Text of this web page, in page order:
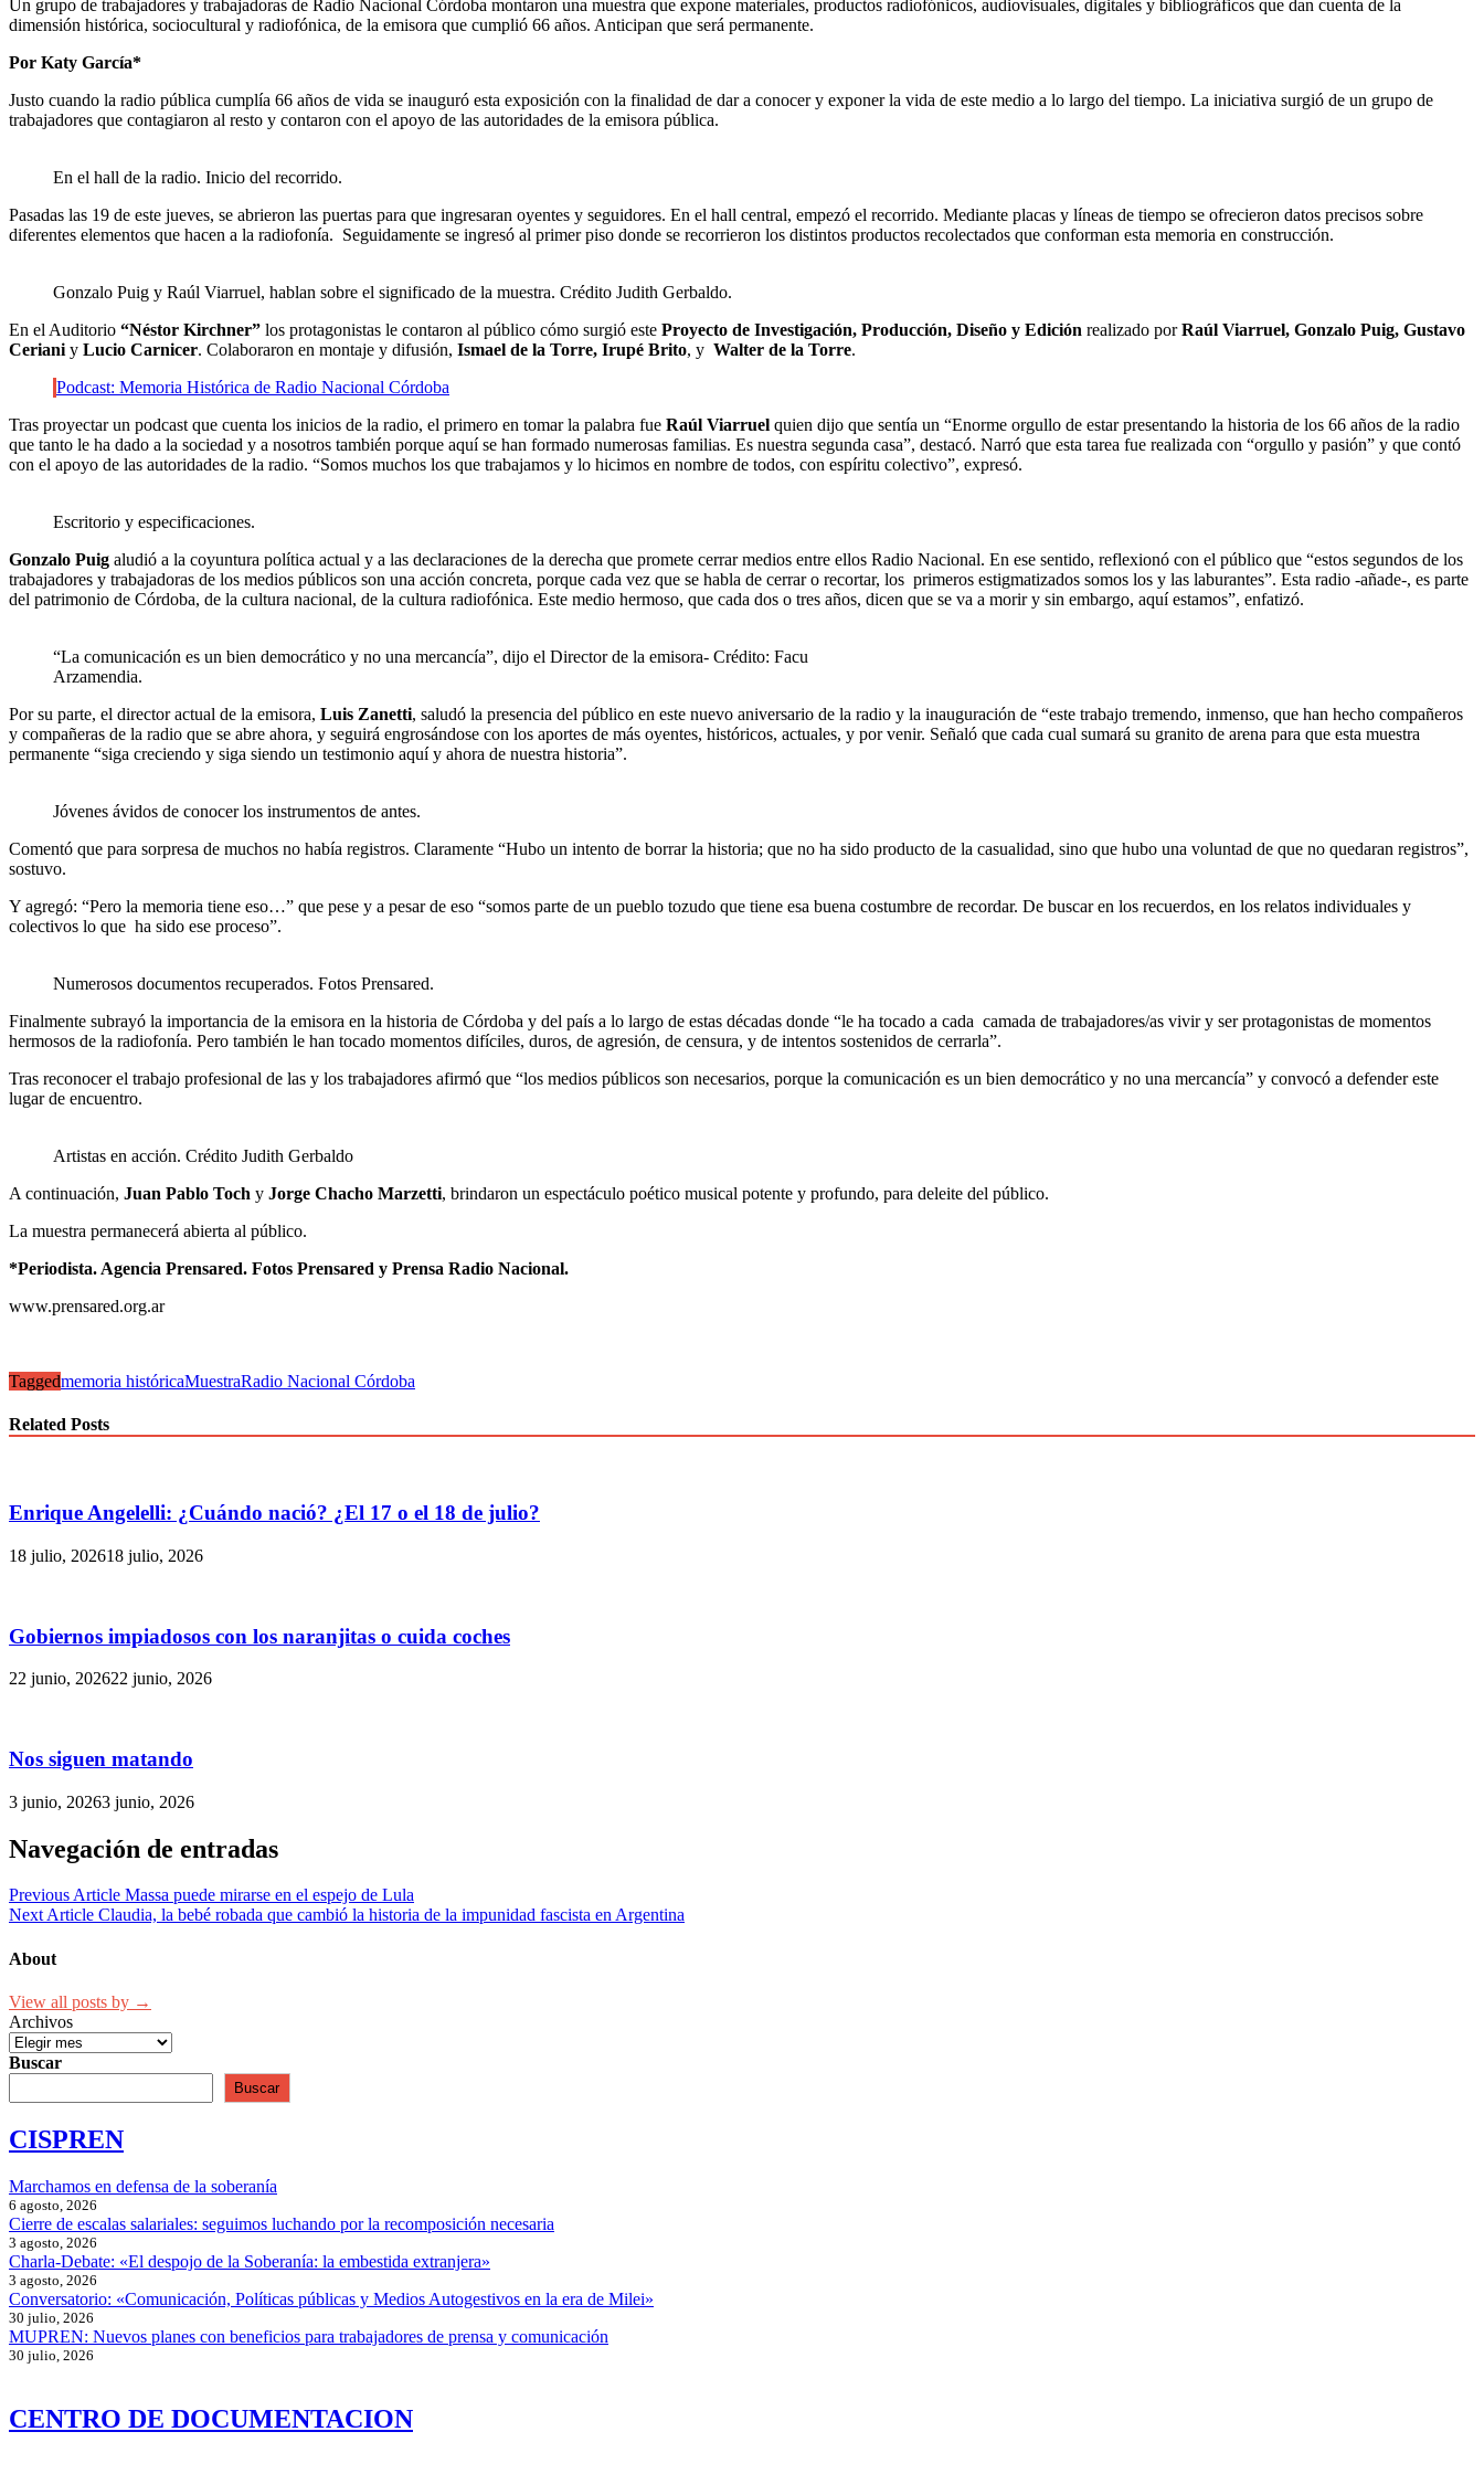
Un grupo de trabajadores y trabajadoras de Radio Nacional Córdoba montaron una muestra que expone materiales, productos radiofónicos, audiovisuales, digitales y bibliográficos que dan cuenta de la
dimensión histórica, sociocultural y radiofónica, de la emisora que cumplió 66 años. Anticipan que será permanente.
Por Katy García*
Justo cuando la radio pública cumplía 66 años de vida se inauguró esta exposición con la finalidad de dar a conocer y exponer la vida de este medio a lo largo del tiempo. La iniciativa surgió de un grupo de
trabajadores que contagiaron al resto y contaron con el apoyo de las autoridades de la emisora pública.
En el hall de la radio. Inicio del recorrido.
Pasadas las 19 de este jueves, se abrieron las puertas para que ingresaran oyentes y seguidores. En el hall central, empezó el recorrido. Mediante placas y líneas de tiempo se ofrecieron datos precisos sobre
diferentes elementos que hacen a la radiofonía. Seguidamente se ingresó al primer piso donde se recorrieron los distintos productos recolectados que conforman esta memoria en construcción.
Gonzalo Puig y Raúl Viarruel, hablan sobre el significado de la muestra. Crédito Judith Gerbaldo.
En el Auditorio “Néstor Kirchner” los protagonistas le contaron al público cómo surgió este Proyecto de Investigación, Producción, Diseño y Edición realizado porRaúl Viarruel, Gonzalo Puig, Gustavo
Ceriani y Lucio Carnicer. Colaboraron en montaje y difusión, Ismael de la Torre, Irupé Brito, y Walter de la Torre.
Podcast: Memoria Histórica de Radio Nacional Córdoba
Tras proyectar un podcast que cuenta los inicios de la radio, el primero en tomar la palabra fue Raúl Viarruel quien dijo que sentía un “Enorme orgullo de estar presentando la historia de los 66 años de la radio
que tanto le ha dado a la sociedad y a nosotros también porque aquí se han formado numerosas familias. Es nuestra segunda casa”, destacó. Narró que esta tarea fue realizada con “orgullo y pasión” y que contó
con el apoyo de las autoridades de la radio. “Somos muchos los que trabajamos y lo hicimos en nombre de todos, con espíritu colectivo”, expresó.
Escritorio y especificaciones.
Gonzalo Puig aludió a la coyuntura política actual y a las declaraciones de la derecha que promete cerrar medios entre ellos Radio Nacional. En ese sentido, reflexionó con el público que “estos segundos de los
trabajadores y trabajadoras de los medios públicos son una acción concreta, porque cada vez que se habla de cerrar o recortar, los primeros estigmatizados somos los y las laburantes”. Esta radio -añade-, es parte
del patrimonio de Córdoba, de la cultura nacional, de la cultura radiofónica. Este medio hermoso, que cada dos o tres años, dicen que se va a morir y sin embargo, aquí estamos”, enfatizó.
“La comunicación es un bien democrático y no una mercancía”, dijo el Director de la emisora- Crédito: Facu
Arzamendia.
Por su parte, el director actual de la emisora, Luis Zanetti, saludó la presencia del público en este nuevo aniversario de la radio y la inauguración de “este trabajo tremendo, inmenso, que han hecho compañeros
y compañeras de la radio que se abre ahora, y seguirá engrosándose con los aportes de más oyentes, históricos, actuales, y por venir. Señaló que cada cual sumará su granito de arena para que esta muestra
permanente “siga creciendo y siga siendo un testimonio aquí y ahora de nuestra historia”.
Jóvenes ávidos de conocer los instrumentos de antes.
Comentó que para sorpresa de muchos no había registros. Claramente “Hubo un intento de borrar la historia; que no ha sido producto de la casualidad, sino que hubo una voluntad de que no quedaran registros”,
sostuvo.
Y agregó: “Pero la memoria tiene eso…” que pese y a pesar de eso “somos parte de un pueblo tozudo que tiene esa buena costumbre de recordar. De buscar en los recuerdos, en los relatos individuales y
colectivos lo que ha sido ese proceso”.
Numerosos documentos recuperados. Fotos Prensared.
Finalmente subrayó la importancia de la emisora en la historia de Córdoba y del país a lo largo de estas décadas donde “le ha tocado a cada camada de trabajadores/as vivir y ser protagonistas de momentos
hermosos de la radiofonía. Pero también le han tocado momentos difíciles, duros, de agresión, de censura, y de intentos sostenidos de cerrarla”.
Tras reconocer el trabajo profesional de las y los trabajadores afirmó que “los medios públicos son necesarios, porque la comunicación es un bien democrático y no una mercancía” y convocó a defender este
lugar de encuentro.
Artistas en acción. Crédito Judith Gerbaldo
A continuación, Juan Pablo Toch y Jorge Chacho Marzetti, brindaron un espectáculo poético musical potente y profundo, para deleite del público.
La muestra permanecerá abierta al público.
*Periodista. Agencia Prensared. Fotos Prensared y Prensa Radio Nacional.
www.prensared.org.ar
Taggedmemoria históricaMuestraRadio Nacional Córdoba
Related Posts
Enrique Angelelli: ¿Cuándo nació? ¿El 17 o el 18 de julio?
18 julio, 202618 julio, 2026
Gobiernos impiadosos con los naranjitas o cuida coches
22 junio, 202622 junio, 2026
Nos siguen matando
3 junio, 20263 junio, 2026
Navegación de entradas
Previous Article Massa puede mirarse en el espejo de Lula
Next Article Claudia, la bebé robada que cambió la historia de la impunidad fascista en Argentina
About
View all posts by →
Archivos
Buscar
Buscar
CISPREN
Marchamos en defensa de la soberanía
6 agosto, 2026
Cierre de escalas salariales: seguimos luchando por la recomposición necesaria
3 agosto, 2026
Charla-Debate: «El despojo de la Soberanía: la embestida extranjera»
3 agosto, 2026
Conversatorio: «Comunicación, Políticas públicas y Medios Autogestivos en la era de Milei»
30 julio, 2026
MUPREN: Nuevos planes con beneficios para trabajadores de prensa y comunicación
30 julio, 2026
CENTRO DE DOCUMENTACION